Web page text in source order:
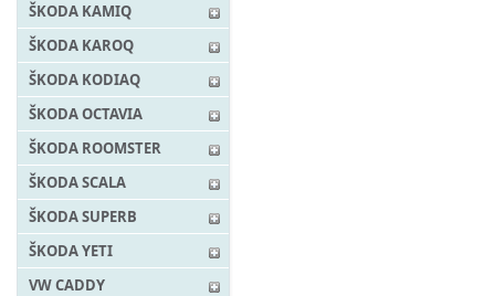
ŠKODA KAMIQ
ŠKODA KAROQ
ŠKODA KODIAQ
ŠKODA OCTAVIA
ŠKODA ROOMSTER
ŠKODA SCALA
ŠKODA SUPERB
ŠKODA YETI
VW CADDY